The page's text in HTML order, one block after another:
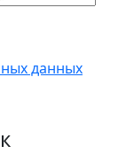
данных